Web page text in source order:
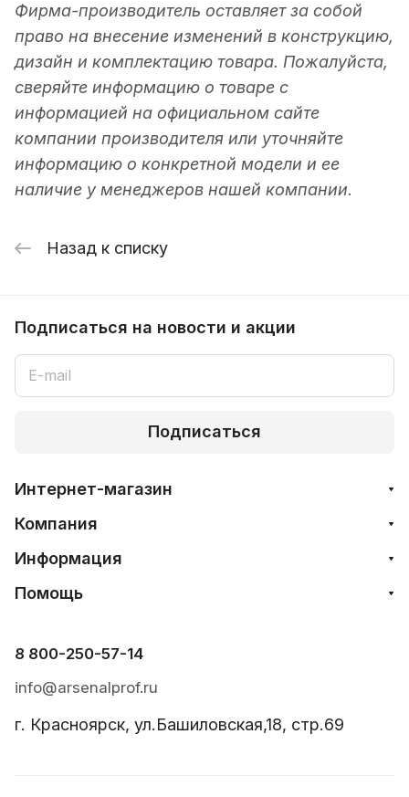
Фирма-производитель оставляет за собой
право на внесение изменений в конструкцию,
дизайн и комплектацию товара. Пожалуйста,
сверяйте информацию о товаре с
информацией на официальном сайте
компании производителя или уточняйте
информацию о конкретной модели и ее
наличие у менеджеров нашей компании.
Назад к списку
Подписаться на новости и акции
Подписаться
Интернет-магазин
Компания
Информация
Помощь
8 800-250-57-14
info@arsenalprof.ru
г. Красноярск, ул.Башиловская,18, стр.69